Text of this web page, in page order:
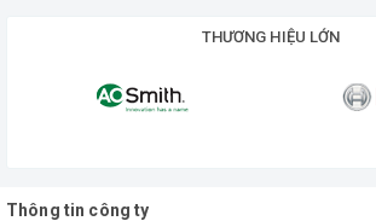
THƯƠNG HIỆU LỚN
Thông tin công ty